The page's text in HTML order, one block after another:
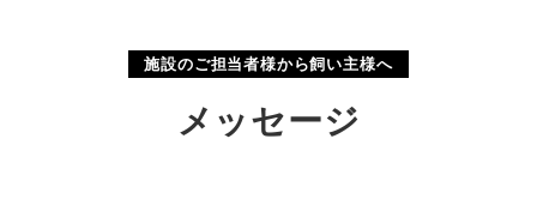
施設のご担当者様から飼い主様へ
メッセージ